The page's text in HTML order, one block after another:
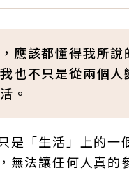
應該都懂得我所
也不只是從兩個
。
「生活」上的一
無法讓任何人真的